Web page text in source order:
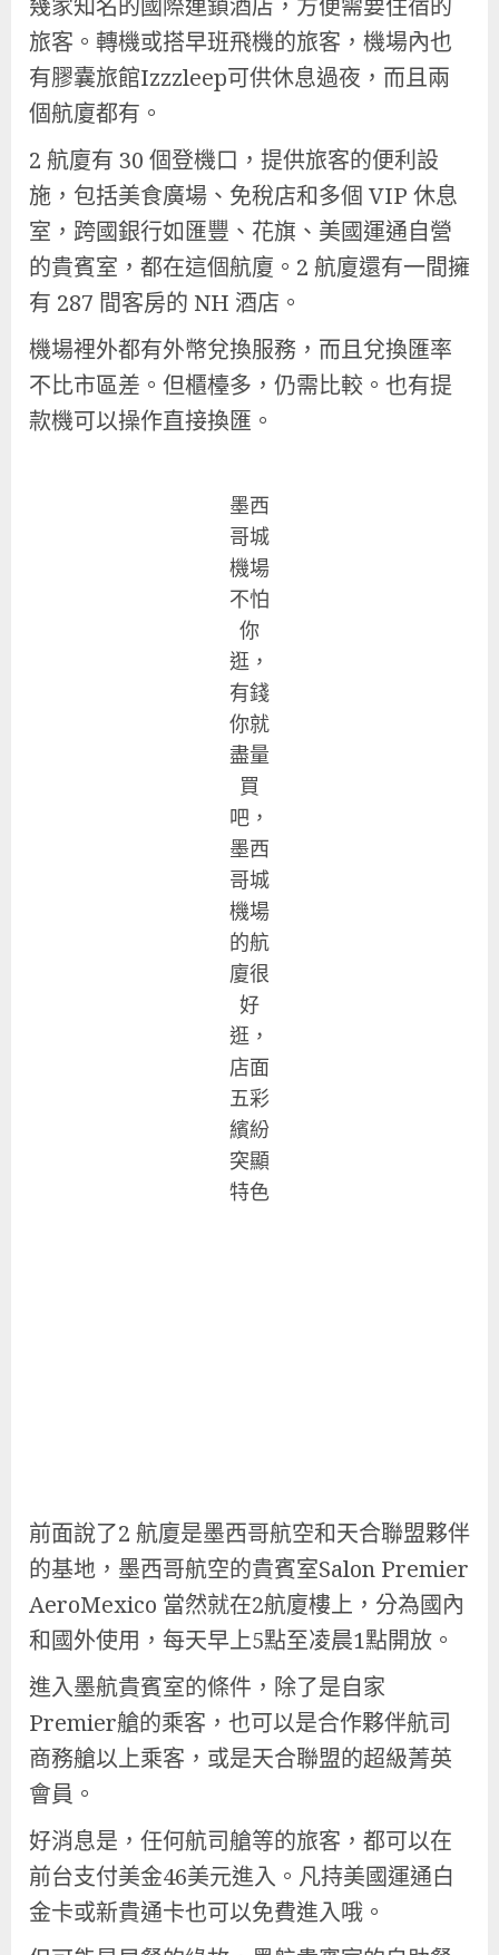
幾家知名的國際連鎖酒店，方便需要住宿的
旅客。轉機或搭早班飛機的旅客，機場內也
有膠囊旅館Izzzleep可供休息過夜，而且兩
個航廈都有。
2 航廈有 30 個登機口，提供旅客的便利設
施，包括美食廣場、免稅店和多個 VIP 休息
室，跨國銀行如匯豐、花旗、美國運通自營
的貴賓室，都在這個航廈。2 航廈還有一間擁
有 287 間客房的 NH 酒店。
機場裡外都有外幣兌換服務，而且兌換匯率
不比市區差。但櫃檯多，仍需比較。也有提
款機可以操作直接換匯。
墨西
哥城
機場
不怕
你
逛，
有錢
你就
盡量
買
吧，
墨西
哥城
機場
的航
廈很
好
逛，
店面
五彩
繽紛
突顯
特色
前面說了2 航廈是墨西哥航空和天合聯盟夥伴
的基地，墨西哥航空的貴賓室Salon Premier
AeroMexico 當然就在2航廈樓上，分為國內
和國外使用，每天早上5點至凌晨1點開放。
進入墨航貴賓室的條件，除了是自家
Premier艙的乘客，也可以是合作夥伴航司
商務艙以上乘客，或是天合聯盟的超級菁英
會員。
好消息是，任何航司艙等的旅客，都可以在
前台支付美金46美元進入。凡持美國運通白
金卡或新貴通卡也可以免費進入哦。